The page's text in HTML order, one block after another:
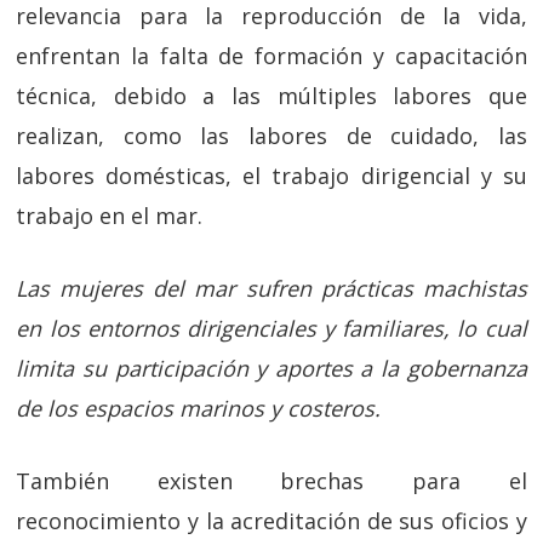
relevancia para la reproducción de la vida,
enfrentan la falta de formación y capacitación
técnica, debido a las múltiples labores que
realizan, como las labores de cuidado, las
labores domésticas, el trabajo dirigencial y su
trabajo en el mar.
Las mujeres del mar sufren prácticas machistas
en los entornos dirigenciales y familiares, lo cual
limita su participación y aportes a la gobernanza
de los espacios marinos y costeros.
También existen brechas para el
reconocimiento y la acreditación de sus oficios y